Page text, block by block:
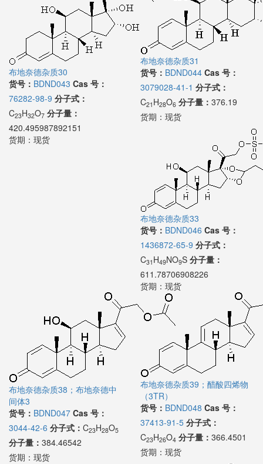
布地奈德杂质30
货号： BDND043 Cas 号：
76282-98-9 分子式：
C23H32O7 分子量：
420.495987892151
货期： 现货
布地奈德杂质31
货号： BDND044 Cas 号：
3079028-41-1 分子式：
C21 H28O6 分子量： 376.19
货期： 现货
布地奈德杂质33
货号： BDND046 Cas 号：
1436872-65-9 分子式：
C31 H49NO9S 分子量：
611.78706908226
货期： 现货
布地奈德杂质38；布地奈德中
间体3
货号： BDND047 Cas 号：
3044-42-6 分子式： C23H28O5
分子量： 384.46542
货期： 现货
布地奈德杂质39；醋酸四烯物
（3TR）
货号： BDND048 Cas 号：
37413-91-5 分子式：
C23H26O4 分子量： 366.4501
货期： 现货